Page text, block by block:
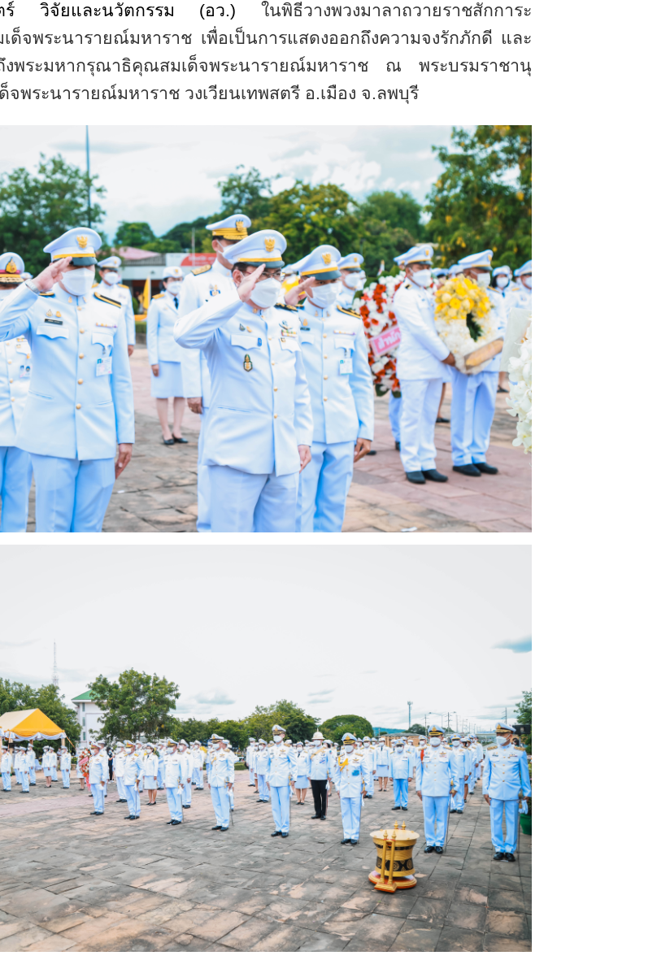
ร์ วิจัยและนวัตกรรม (อว.)
ในพิธีวางพวงมาลาถวายราชสักการะ
ด็จพระนารายณ์มหาราช เพื่อเป็นการแสดงออกถึงความจงรักภักดี และ
งพระมหากรุณาธิคุณสมเด็จพระนารายณ์มหาราช ณ พระบรมราชานุ
จพระนารายณ์มหาราช วงเวียนเทพสตรี อ.เมือง จ.ลพบุรี